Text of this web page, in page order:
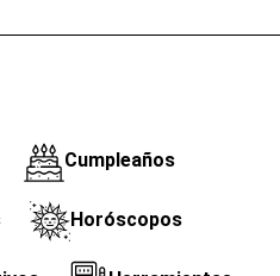
Cumpleaños
Horóscopos